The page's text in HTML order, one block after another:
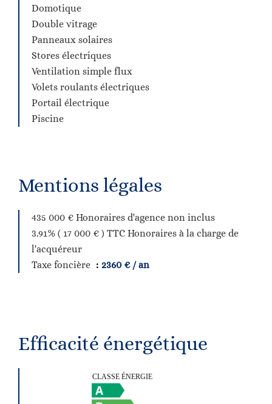
Domotique
Double vitrage
Panneaux solaires
Stores électriques
Ventilation simple flux
Volets roulants électriques
Portail électrique
Piscine
Mentions légales
435 000 € Honoraires d'agence non inclus
3.91% ( 17 000 € ) TTC Honoraires à la charge de
l'acquéreur
Taxe foncière
2360 € / an
Efficacité énergétique